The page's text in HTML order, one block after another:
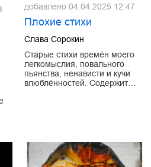
добавлено 04.04.2025 12:47
Плохие стихи
Слава Сорокин
Старые стихи времён моего
легкомыслия, повального
пьянства, ненависти и кучи
влюблённостей. Содержит…